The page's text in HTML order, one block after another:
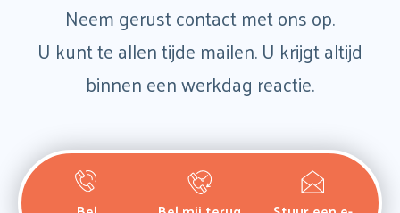
Neem gerust contact met ons op.
U kunt te allen tijde mailen. U krijgt altijd
binnen een werkdag reactie.